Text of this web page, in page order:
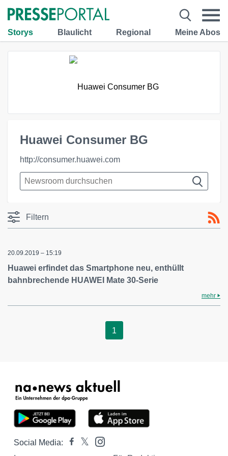
Storys Blaulicht Regional Meine Abos
Huawei Consumer BG
http://consumer.huawei.com
Filtern
20.09.2019 – 15:19
Huawei erfindet das Smartphone neu, enthüllt
bahnbrechende HUAWEI Mate 30-Serie
mehr
1
Social Media: